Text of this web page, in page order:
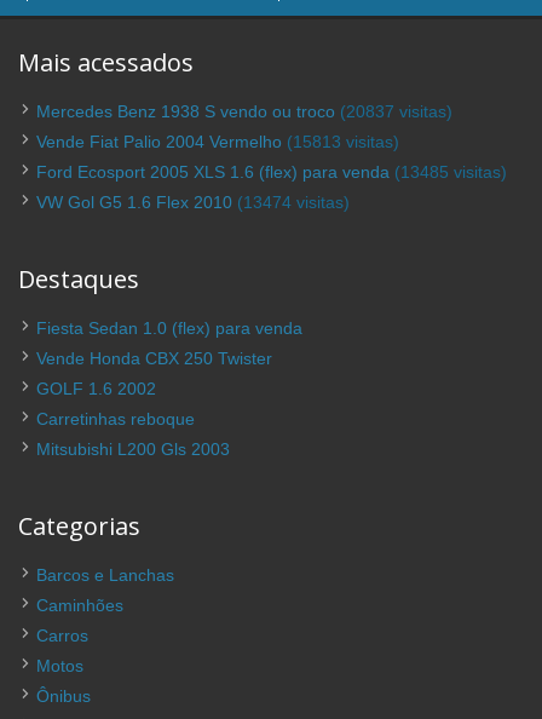
Mais acessados
Mercedes Benz 1938 S vendo ou troco (20837 visitas)
Vende Fiat Palio 2004 Vermelho (15813 visitas)
Ford Ecosport 2005 XLS 1.6 (flex) para venda (13485 visitas)
VW Gol G5 1.6 Flex 2010 (13474 visitas)
Destaques
Fiesta Sedan 1.0 (flex) para venda
Vende Honda CBX 250 Twister
GOLF 1.6 2002
Carretinhas reboque
Mitsubishi L200 Gls 2003
Categorias
Barcos e Lanchas
Caminhões
Carros
Motos
Ônibus